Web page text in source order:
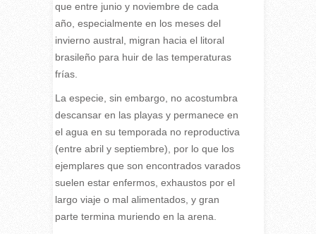
que entre junio y noviembre de cada
año, especialmente en los meses del
invierno austral, migran hacia el litoral
brasileño para huir de las temperaturas
frías.
La especie, sin embargo, no acostumbra
descansar en las playas y permanece en
el agua en su temporada no reproductiva
(entre abril y septiembre), por lo que los
ejemplares que son encontrados varados
suelen estar enfermos, exhaustos por el
largo viaje o mal alimentados, y gran
parte termina muriendo en la arena.